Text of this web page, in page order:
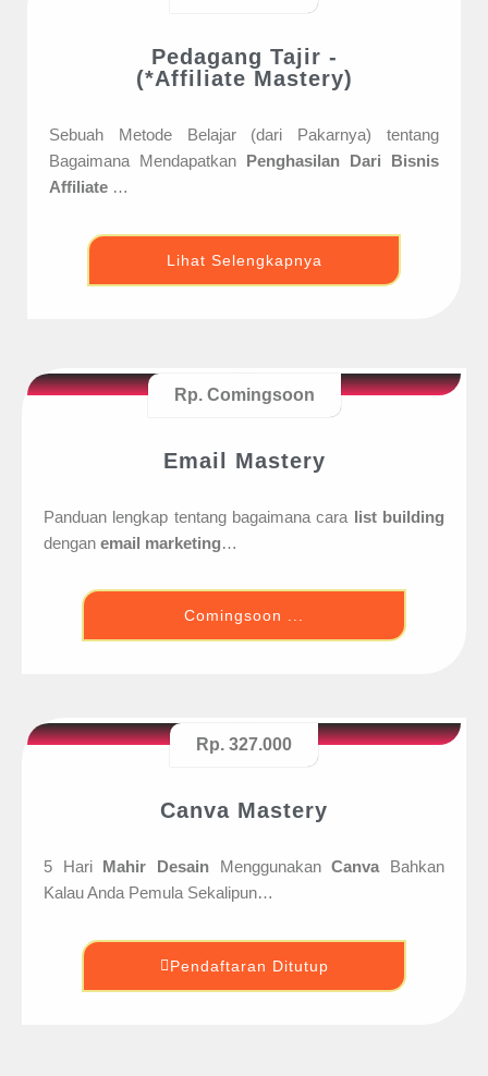
Pedagang Tajir -
(*Affiliate Mastery)
Sebuah Metode Belajar (dari Pakarnya) tentang
Bagaimana Mendapatkan Penghasilan Dari Bisnis
Affiliate …
Lihat Selengkapnya
Rp. Comingsoon
Email Mastery
Panduan lengkap tentang bagaimana cara list building
dengan email marketing…
Comingsoon ...
Rp. 327.000
Canva Mastery
5 Hari Mahir Desain MenggunakanCanva Bahkan
Kalau Anda Pemula Sekalipun…
Pendaftaran Ditutup